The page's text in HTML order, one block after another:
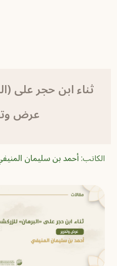
ثناء ابن حجر على
‏عرض
الكاتب:أحمد بن سليمان